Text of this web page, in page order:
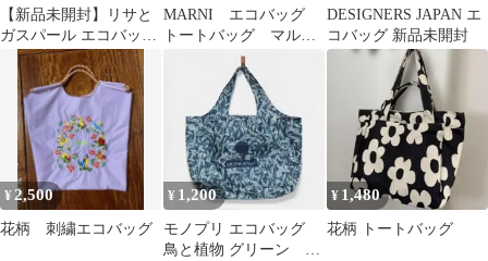
【新品未開封】リサと
ガスパール エコバッグ
パリ エッフェル塔 ブル
ーミング中西
MARNI エコバッグ
トートバッグ マルニ
マーケット 新品 フ
DESIGNERS JAPAN エ
コバッグ 新品未開封
¥2,500
花柄 刺繍エコバッグ
¥ 1,200
モノプリ エコバッグ
鳥と植物 グリーン フ
¥ 1,480
花柄 トートバッグ